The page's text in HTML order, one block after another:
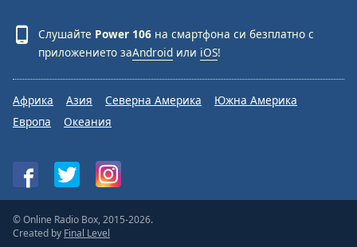
Слушайте Power 106 на смартфона си безплатно с
приложението заAndroid или iOS!
Африка Азия Северна Америка
Южна Америка
Европа
Океания
© Online Radio Box, 2015-2026.
Created by Final Level